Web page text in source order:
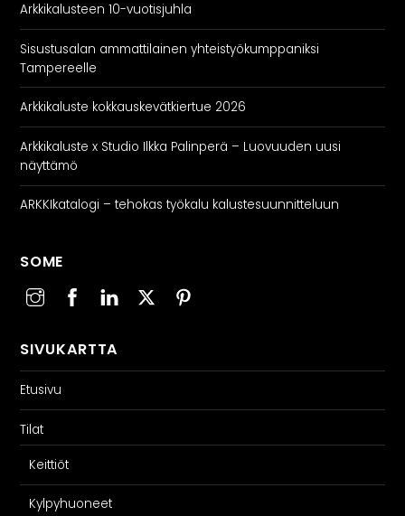
Arkkikalusteen 10-vuotisjuhla
Sisustusalan ammattilainen yhteistyökumppaniksi
Tampereelle
Arkkikaluste kokkauskevätkiertue 2026
Arkkikaluste x Studio Ilkka Palinperä – Luovuuden uusi
näyttämö
ARKKIkatalogi – tehokas työkalu kalustesuunnitteluun
SOME
SIVUKARTTA
Etusivu
Tilat
Keittiöt
Kylpyhuoneet